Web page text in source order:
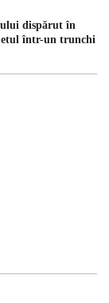
dispărut în
într-un trunchi